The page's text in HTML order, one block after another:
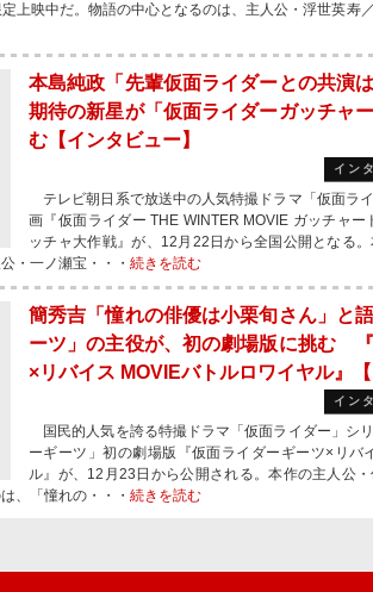
上映中だ。物語の中心となるのは、主人公・浮世英寿
本島純政「先輩仮面ライダーとの共演
期待の新星が「仮面ライダーガッチャ
む【インタビュー】
イン
テレビ朝日系で放送中の人気特撮ドラマ「仮面ラ
画『仮面ライダー THE WINTER MOVIE ガッチャ
ッチャ大作戦』が、12月22日から全国公開となる
・一ノ瀬宝・・・ 続きを読む
簡秀吉「憧れの俳優は小栗旬さん」と
ーツ」の主役が、初の劇場版に挑む
×リバイス MOVIEバトルロワイヤル』【
イン
国民的人気を誇る特撮ドラマ「仮面ライダー」シ
ーギーツ」初の劇場版『仮面ライダーギーツ×リバ
ル』が、12月23日から公開される。本作の主人公
、「憧れの・・・ 続きを読む